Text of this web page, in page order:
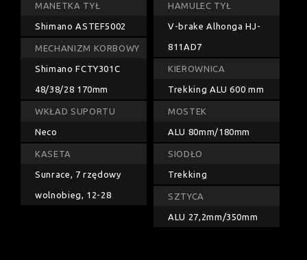
MANETKA TYŁ
Shimano ASTEF5002
MECHANIZM KORBOWY
Shimano FCTY301C
48/38/28 170mm
WKŁAD SUPORTU
Neco
KASETA
Sunrace, 7 rzędowy
wolnobieg, 12-28
HAMULEC TYŁ
V-brake Alhonga HJ-
811AD7
KIEROWNICA
Trekking ALU 600 mm
MOSTEK
ALU 80mm/180mm
SIODŁO
Trekking
SZTYCA
ALU 27,2mm/350mm